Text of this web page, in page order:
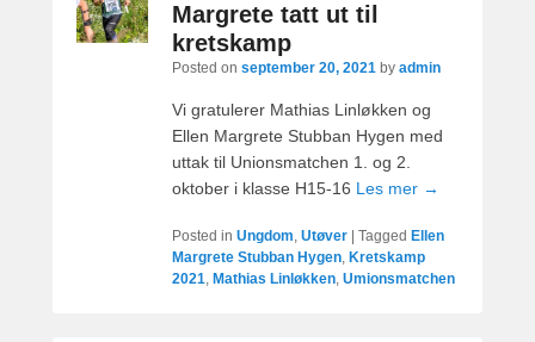
Margrete tatt ut til
kretskamp
Posted on september 20, 2021 by admin
Vi gratulerer Mathias Linløkken og
Ellen Margrete Stubban Hygen med
uttak til Unionsmatchen 1. og 2.
oktober i klasse H15-16 Les mer →
Posted in Ungdom, Utøver Tagged Ellen
Margrete Stubban Hygen, Kretskamp
2021, Mathias Linløkken, Umionsmatchen